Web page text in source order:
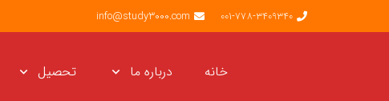
001-778-3409340
info@study3000.com
خانه درباره ما تحصیل